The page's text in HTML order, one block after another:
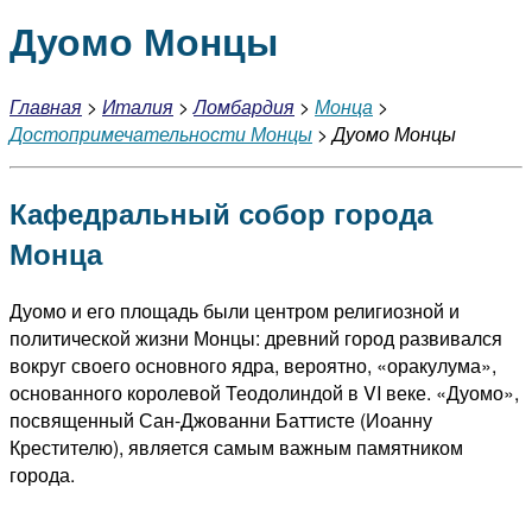
Дуомо Монцы
Главная > Италия >Ломбардия > Монца >
Достопримечательности Монцы > Дуомо Монцы
Кафедральный собор города
Монца
Дуомо и его площадь были центром религиозной и
политической жизни Монцы: древний город развивался
вокруг своего основного ядра, вероятно, «оракулума»,
основанного королевой Теодолиндой в VI веке. «Дуомо»,
посвященный Сан-Джованни Баттисте (Иоанну
Крестителю), является самым важным памятником
города.